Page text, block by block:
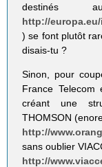
destinés
http://
) se font plutôt
disais-tu ?
Sinon, pour
France
créant une
THOMSON
http://
sans oublier
http://